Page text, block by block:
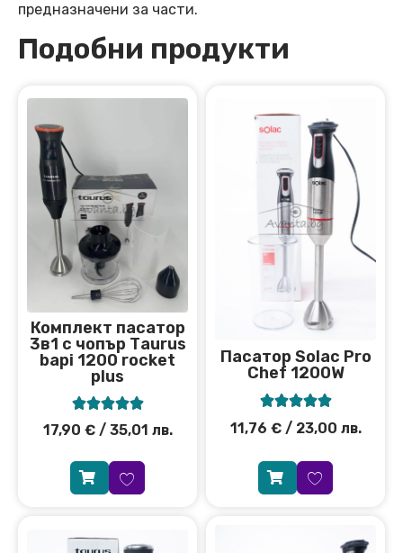
предназначени за части.
Подобни продукти
Комплект пасатор
3в1 с чопър Тaurus
bapi 1200 rocket
plus

17,90 €/ 35,01 лв.
Пасатор Solac Pro
Chef 1200W

11,76 €/ 23,00 лв.